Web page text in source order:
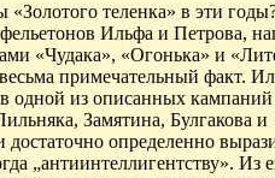
теленка» в эти
Ильфа и Петрова,
«Чудака», «Огонька» и
весьма примечательный факт.
в одной из описанных
Замятина, Булгакова и
достаточно определенно
„антиинтеллигентству». Из